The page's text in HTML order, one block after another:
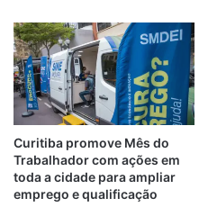
Curitiba promove Mês do
Trabalhador com ações em
toda a cidade para ampliar
emprego e qualificação